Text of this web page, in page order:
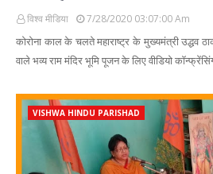
विश्व मीडिया 7/28/2020 03:07:00 Am
कोरोना काल के चलते महाराष्ट्र के मुख्यमंत्री उद्धव
वाले भव्य राम मंदिर भूमि पूजन के लिए वीडियो
VISHWA HINDU PARISHAD